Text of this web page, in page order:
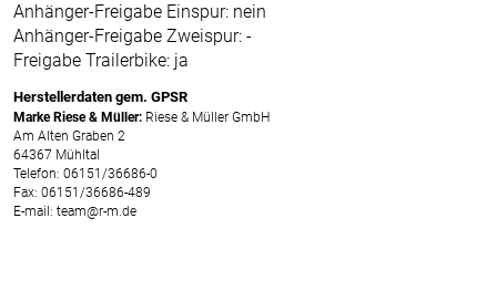
Anhänger-Freigabe Einspur: nein
Anhänger-Freigabe Zweispur: -
Freigabe Trailerbike: ja
Herstellerdaten gem. GPSR
Marke Riese & Müller: Riese & Müller GmbH
Am Alten Graben 2
64367 Mühltal
Telefon: 06151/36686-0
Fax: 06151/36686-489
E-mail: team@r-m.de